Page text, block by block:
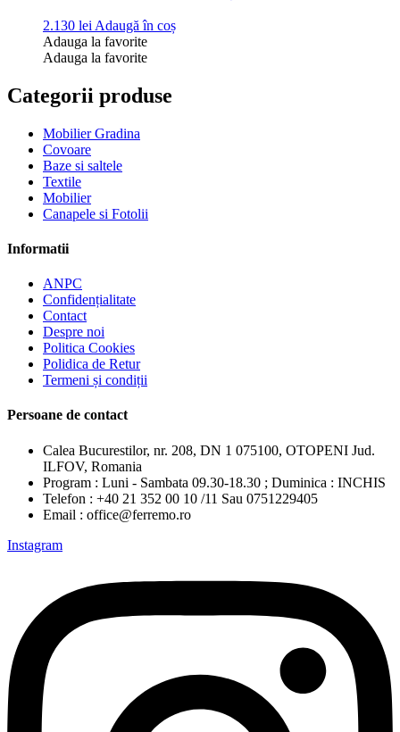
2.130 lei Adaugă în coș
Adauga la favorite
Adauga la favorite
Categorii produse
Mobilier Gradina
Covoare
Baze si saltele
Textile
Mobilier
Canapele si Fotolii
Informatii
ANPC
Confidențialitate
Contact
Despre noi
Politica Cookies
Polidica de Retur
Termeni și condiții
Persoane de contact
Calea Bucurestilor, nr. 208, DN 1 075100, OTOPENI Jud.
ILFOV, Romania
Program : Luni - Sambata 09.30-18.30 ; Duminica : INCHIS
Telefon : +40 21 352 00 10 /11 Sau 0751229405
Email : office@ferremo.ro
Instagram